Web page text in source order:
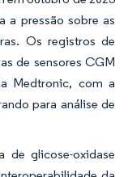
a pressão sobre as
Os registros de
de sensores CGM
Medtronic, com a
para análise de
glicose-oxidase